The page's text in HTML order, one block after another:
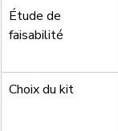
Étude de
faisabilité
Choix du kit